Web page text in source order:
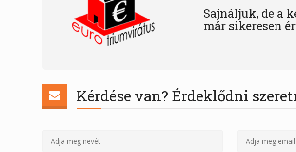
Sajnáljuk, de a
már sikeresen
Kérdése van? Érdeklődni